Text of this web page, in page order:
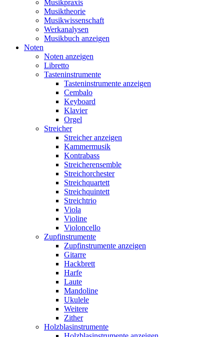
Musikpraxis
Musiktheorie
Musikwissenschaft
Werkanalysen
Musikbuch anzeigen
Noten
Noten anzeigen
Libretto
Tasteninstrumente
Tasteninstrumente anzeigen
Cembalo
Keyboard
Klavier
Orgel
Streicher
Streicher anzeigen
Kammermusik
Kontrabass
Streicherensemble
Streichorchester
Streichquartett
Streichquintett
Streichtrio
Viola
Violine
Violoncello
Zupfinstrumente
Zupfinstrumente anzeigen
Gitarre
Hackbrett
Harfe
Laute
Mandoline
Ukulele
Weitere
Zither
Holzblasinstrumente